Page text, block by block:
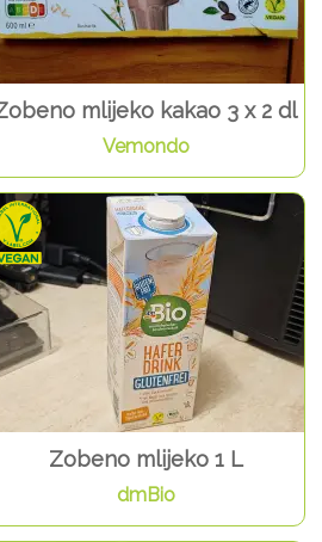
mlijeko kakao 3 x 2 dl
Vemondo
Zobeno mlijeko 1 L
dmBio